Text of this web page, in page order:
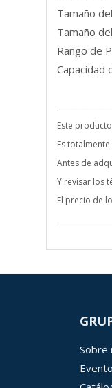
Tamaño
Tamaño
Rango de
Capacidad
Este
Es
Antes de
Y revisar los
El precio de
Sobre